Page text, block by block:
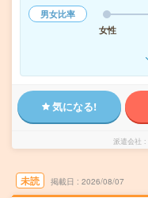
男女比率
女性
気になる!
派遣会社
未読 掲載日 2026/08/07